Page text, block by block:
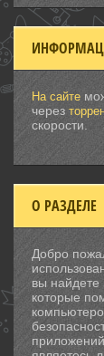
На сайте
через
скорости.
О РАЗДЕЛЕ
Добро
вы найдете
которые